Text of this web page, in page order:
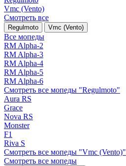
Vmc (Vento)
Смотреть все
Regulmoto Vmc (Vento)
Все мопеды
RM Alpha-2
RM Alpha-3
RM Alpha-4
RM Alpha-5
RM Alpha-6
Смотреть все мопеды "Regulmoto"
Aura RS
Grace
Nova RS
Monster
F1
Riva S
Смотреть все мопеды "Vmc (Vento)"
Смотреть все мопеды